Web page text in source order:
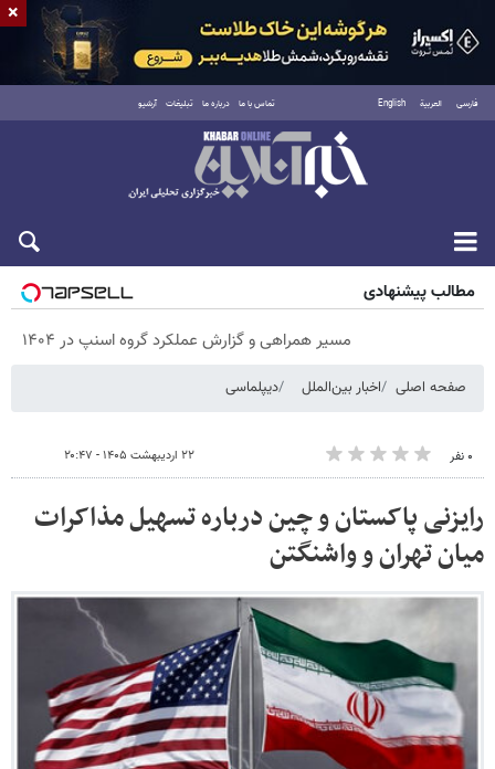
فارسی العربية English تماس با ما درباره ما تبلیغات آرشیو
پنجشنبه ۱۵ مرداد ۱۴۰۵
مطالب پیشنهادی
مسیر همراهی و گزارش عملکرد گروه اسنپ در ۱۴۰۴
صفحه اصلی اخبار بین‌الملل دیپلماسی
۰ نفر ۲۲ اردیبهشت ۱۴۰۵ - ۲۰:۴۷
رایزنی پاکستان و چین درباره تسهیل مذاکرات
میان تهران و واشنگتن
×